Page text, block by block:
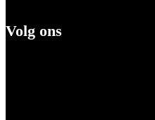
Volg ons